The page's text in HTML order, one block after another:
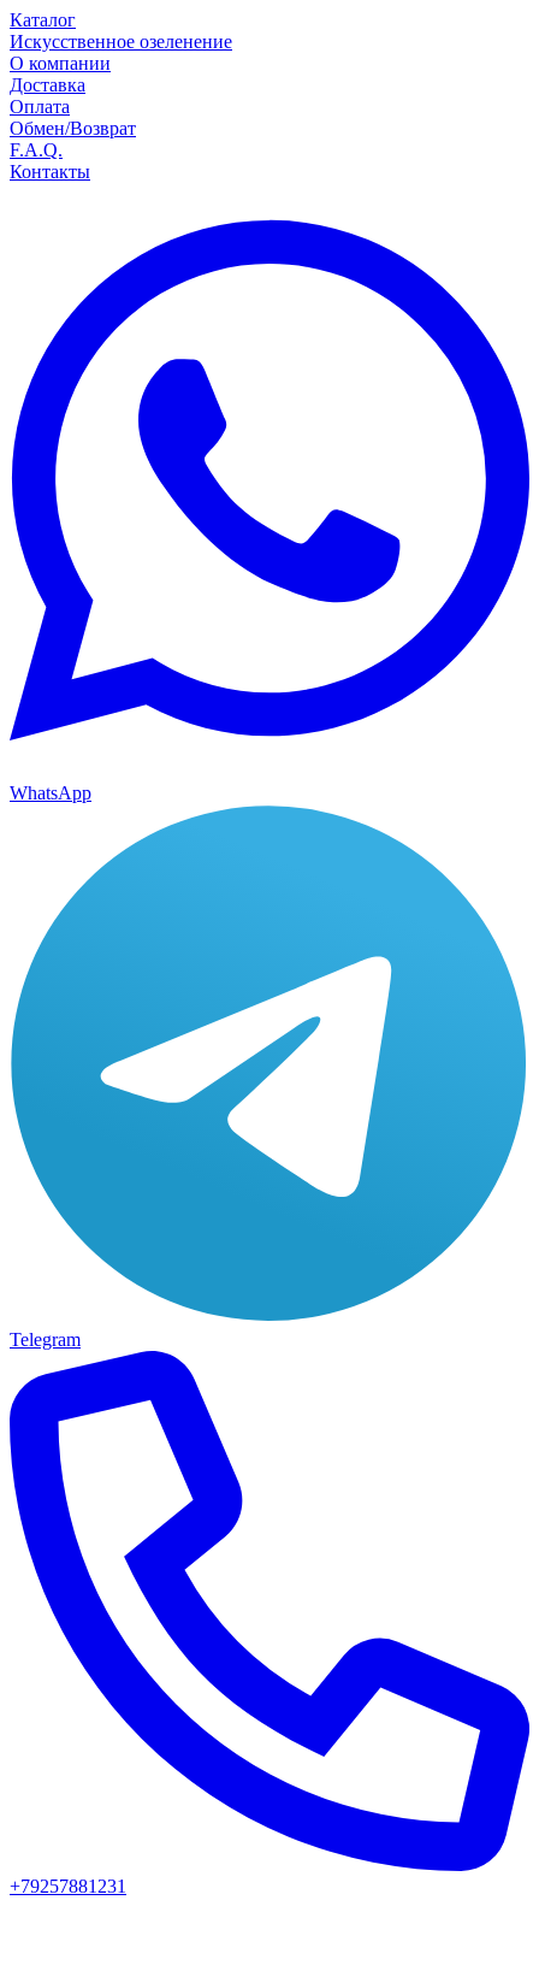
Каталог
Искусственное озеленение
О компании
Доставка
Оплата
Обмен/Возврат
F.A.Q.
Контакты
WhatsApp
Telegram
+79257881231